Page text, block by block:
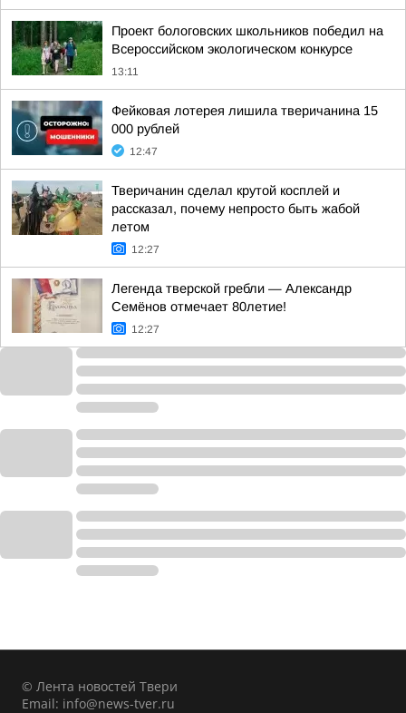
Проект бологовских школьников победил на
Всероссийском экологическом конкурсе
13:11
Фейковая лотерея лишила тверичанина 15
000 рублей
12:47
Тверичанин сделал крутой косплей и
рассказал, почему непросто быть жабой
летом
12:27
Легенда тверской гребли — Александр
Семёнов отмечает 80летие!
12:27
© Лента новостей Твери
Email: info@news-tver.ru